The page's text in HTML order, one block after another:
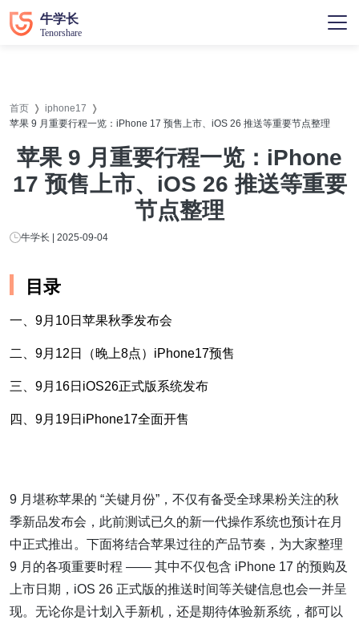
首页
iphone17
苹果 9 月重要行程一览：iPhone 17 预售上市、iOS 26 推送等重要节点整理
苹果 9 月重要行程一览：iPhone
17 预售上市、iOS 26 推送等重要
节点整理
牛学长 | 2025-09-04
目录
一、9月10日苹果秋季发布会
二、9月12日（晚上8点）iPhone17预售
三、9月16日iOS26正式版系统发布
四、9月19日iPhone17全面开售
9 月堪称苹果的 “关键月份”，不仅有备受全球果粉关注的秋
季新品发布会，此前测试已久的新一代操作系统也预计在月
中正式推出。下面将结合苹果过往的产品节奏，为大家整理
9 月的各项重要时程 —— 其中不仅包含 iPhone 17 的预购及
上市日期，iOS 26 正式版的推送时间等关键信息也会一并呈
现。无论你是计划入手新机，还是期待体验新系统，都可以